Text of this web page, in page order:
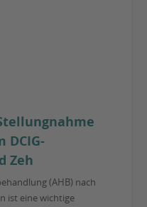
Zeh
(AHB) nach
ist eine wichtige